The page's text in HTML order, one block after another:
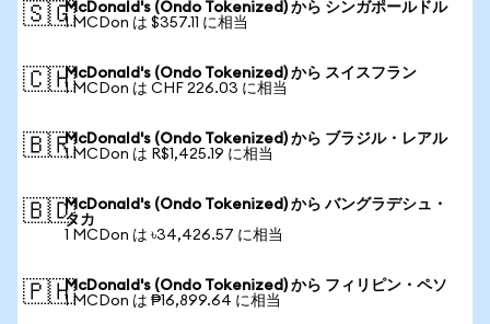
🇸🇬McDonald's (Ondo Tokenized) から シンガポールドル
1 MCDon は $357.11 に相当
🇨🇭McDonald's (Ondo Tokenized) から スイスフラン
1 MCDon は CHF 226.03 に相当
🇧🇷McDonald's (Ondo Tokenized) から ブラジル・レアル
1 MCDon は R$1,425.19 に相当
🇧🇩McDonald's (Ondo Tokenized) から バングラデシュ・
タカ
1 MCDon は ৳34,426.57 に相当
🇵🇭McDonald's (Ondo Tokenized) から フィリピン・ペソ
1 MCDon は ₱16,899.64 に相当